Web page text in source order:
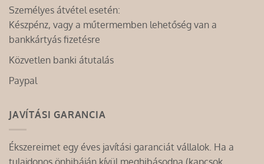
Személyes átvétel esetén:
Készpénz, vagy a műtermemben lehetőség van a
bankkártyás fizetésre
Közvetlen banki átutalás
Paypal
JAVÍTÁSI GARANCIA
Ékszereimet egy éves javítási garanciát vállalok. Ha a
tulajdonos önhibáján kívül meghibásodna (kapcsok